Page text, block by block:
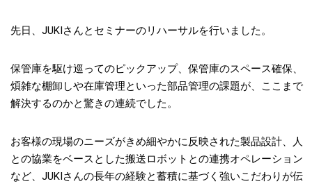
先日、JUKIさんとセミナーのリハーサルを行いました。
保管庫を駆け巡ってのピックアップ、保管庫のスペース確保、
煩雑な棚卸しや在庫管理といった部品管理の課題が、ここまで
解決するのかと驚きの連続でした。
お客様の現場のニーズがきめ細やかに反映された製品設計、人
との協業をベースとした搬送ロボットとの連携オペレーション
など、JUKIさんの長年の経験と蓄積に基づく強いこだわりが伝